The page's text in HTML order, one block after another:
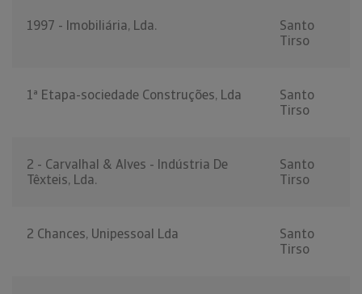
1997 - Imobiliária, Lda.
Santo
Tirso
1ª Etapa-sociedade Construções, Lda
Santo
Tirso
2 - Carvalhal & Alves - Indústria De
Têxteis, Lda.
Santo
Tirso
2 Chances, Unipessoal Lda
Santo
Tirso